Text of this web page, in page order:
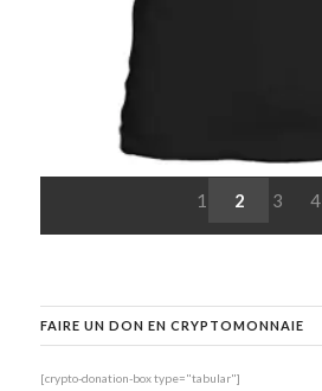
1 2 3 4
FAIRE UN DON EN CRYPTOMONNAIE
[crypto-donation-box type="tabular"]